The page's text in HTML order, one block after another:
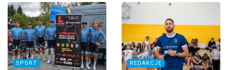
SPORT REDAKCJE